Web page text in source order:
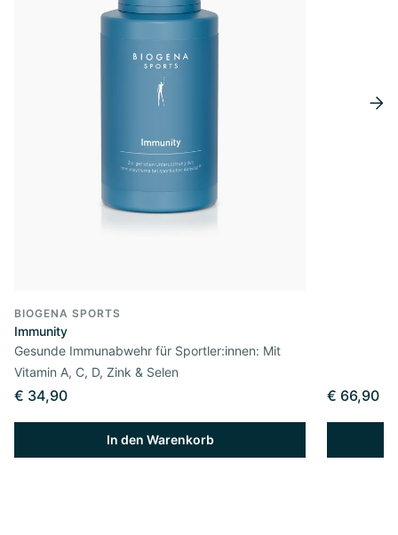
BIOGENA SPORTS
Immunity
Gesunde Immunabwehr für Sportler:innen: Mit
Vitamin A, C, D, Zink & Selen
€ 34,90
In den Warenkorb
€ 66,90